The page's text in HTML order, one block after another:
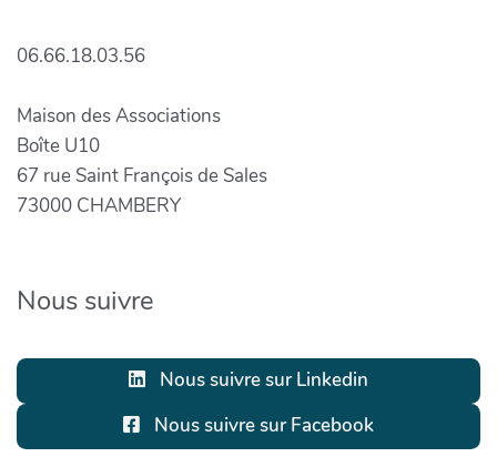
06.66.18.03.56
Maison des Associations
Boîte U10
67 rue Saint François de Sales
73000 CHAMBERY
Nous suivre
Nous suivre sur Linkedin
Nous suivre sur Facebook